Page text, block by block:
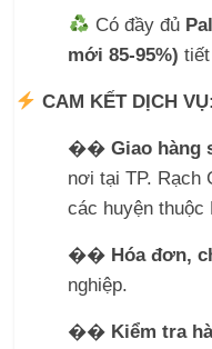
Có đầy đủ
mới 85-95%)
CAM KẾT DỊCH VỤ:
�� Giao hàng
nơi tại TP. Rạch
các huyện thuộc
�� Hóa đơn,
nghiệp.
�� Kiểm tra